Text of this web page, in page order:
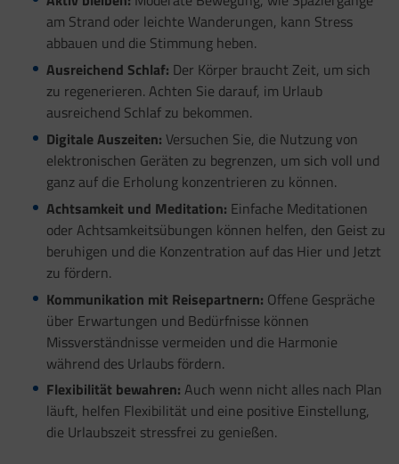
am Strand oder leichte Wanderungen, kann Stress
abbauen und die Stimmung heben.
Ausreichend Schlaf: Der Körper braucht Zeit, um sich
zu regenerieren. Achten Sie darauf, im Urlaub
ausreichend Schlaf zu bekommen.
Digitale Auszeiten: Versuchen Sie, die Nutzung von
elektronischen Geräten zu begrenzen, um sich voll und
ganz auf die Erholung konzentrieren zu können.
Achtsamkeit und Meditation: Einfache Meditationen
oder Achtsamkeitsübungen können helfen, den Geist zu
beruhigen und die Konzentration auf das Hier und Jetzt
zu fördern.
Kommunikation mit Reisepartnern: Offene Gespräche
über Erwartungen und Bedürfnisse können
Missverständnisse vermeiden und die Harmonie
während des Urlaubs fördern.
Flexibilität bewahren: Auch wenn nicht alles nach Plan
läuft, helfen Flexibilität und eine positive Einstellung,
die Urlaubszeit stressfrei zu genießen.